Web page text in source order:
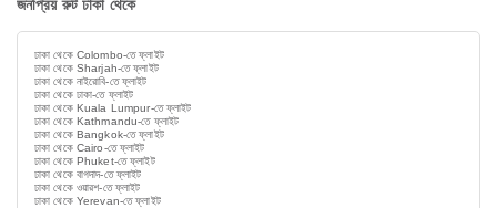
জনপ্রিয় রুট ঢাকা থেকে
ঢাকা থেকে Colombo-তে ফ্লাইট
ঢাকা থেকে Sharjah-তে ফ্লাইট
ঢাকা থেকে নাইরোবি-তে ফ্লাইট
ঢাকা থেকে ঢাকা-তে ফ্লাইট
ঢাকা থেকে Kuala Lumpur-তে ফ্লাইট
ঢাকা থেকে Kathmandu-তে ফ্লাইট
ঢাকা থেকে Bangkok-তে ফ্লাইট
ঢাকা থেকে Cairo-তে ফ্লাইট
ঢাকা থেকে Phuket-তে ফ্লাইট
ঢাকা থেকে বাগদাদ-তে ফ্লাইট
ঢাকা থেকে ওয়ারশ-তে ফ্লাইট
ঢাকা থেকে Yerevan-তে ফ্লাইট